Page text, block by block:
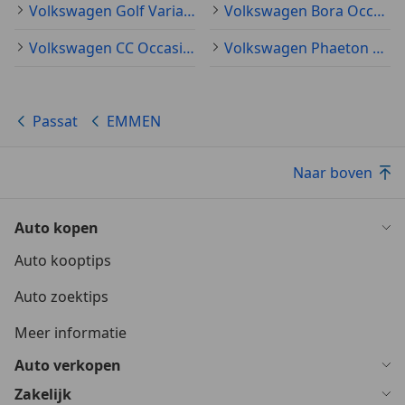
Audio-installatie
Interieur
Lederen stuurwiel en versnellingspook
Stuurbekrachtiging snelheidsafhankelijk
Stuur verstelbaar
Voorstoelen in hoogte verstelbaar
Veiligheid
Airbag(s) hoofd achter
Volkswagen Golf Variant Occasion
Volkswagen Bora Occasion
Volkswagen CC Occasion
Volkswagen Phaeton Occasion
Passat EMMEN
Naar boven
Auto kopen
Auto kooptips
Auto zoektips
Meer informatie
Auto verkopen
Zakelijk